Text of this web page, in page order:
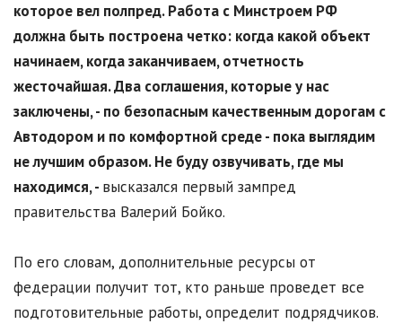
которое вел полпред. Работа с Минстроем РФ
должна быть построена четко: когда какой объект
начинаем, когда заканчиваем, отчетность
жесточайшая. Два соглашения, которые у нас
заключены, - по безопасным качественным дорогам с
Автодором и по комфортной среде - пока выглядим
не лучшим образом. Не буду озвучивать, где мы
находимся, - высказался первый зампред
правительства Валерий Бойко.
По его словам, дополнительные ресурсы от
федерации получит тот, кто раньше проведет все
подготовительные работы, определит подрядчиков.